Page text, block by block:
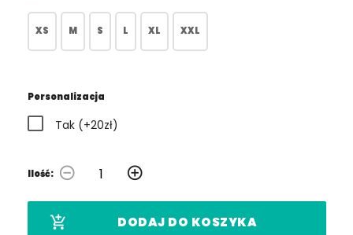
XS M S L XL XXL
Personalizacja
Tak (+20zł)
Ilość: remove_circle_outline add_circle_outline
add_shopping_cart DODAJ DO KOSZYKA